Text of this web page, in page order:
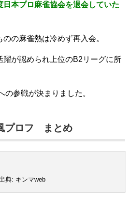
本プロ麻雀協会を退会していた
の麻雀熱は冷めず再入会。
躍が認められ上位のB2リーグに所
の参戦が決まりました。
プロフ まとめ
典: キンマweb